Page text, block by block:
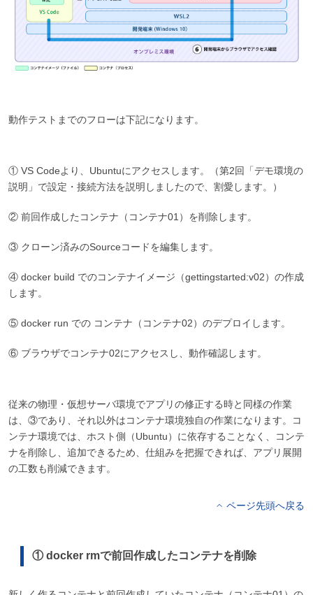
動作テストまでのフローは下記になります。
① VS Codeより、Ubuntuにアクセスします。（第2回「デモ環境の
説明」で設定・接続方法を説明しましたので、割愛します。）
② 前回作成したコンテナ（コンテナ01）を削除します。
③ クローン済みのSourceコードを編集します。
④ docker build でのコンテナイメージ（gettingstarted:v02）の作成
します。
⑤ docker run での コンテナ（コンテナ02）のデプロイします。
⑥ ブラウザでコンテナ02にアクセスし、動作確認します。
従来の物理・仮想サーバ環境でアプリの修正する時と同様の作業
は、③であり、それ以外はコンテナ環境独自の作業になります。コ
ンテナ環境では、ホスト側（Ubuntu）に依存することなく、コンテ
ナを削除し、追加できるため、仕組みを把握できれば、アプリ展開
の工数も削減できます。
ページ先頭へ戻る
① docker rmで前回作成したコンテナを削除